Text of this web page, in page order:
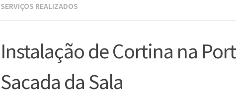
SERVIÇOS REALIZADOS
Instalação de Cortina na
Sacada da Sala